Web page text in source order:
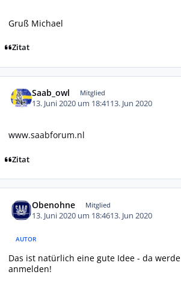
Gruß Michael
Zitat
Saab_owl Mitglied
13. Juni 2020 um 18:4113. Jun 2020
www.saabforum.nl
Zitat
Obenohne Mitglied
13. Juni 2020 um 18:4613. Jun 2020
AUTOR
Das ist natürlich eine gute Idee - da
anmelden!